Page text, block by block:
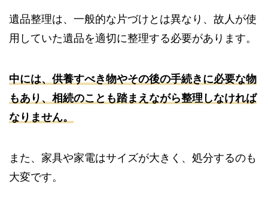
遺品整理は、一般的な片づけとは異なり、故人が使
用していた遺品を適切に整理する必要があります。
中には、供養すべき物やその後の手続きに必要な物
もあり、相続のことも踏まえながら整理しなければ
なりません。
また、家具や家電はサイズが大きく、処分するのも
大変です。